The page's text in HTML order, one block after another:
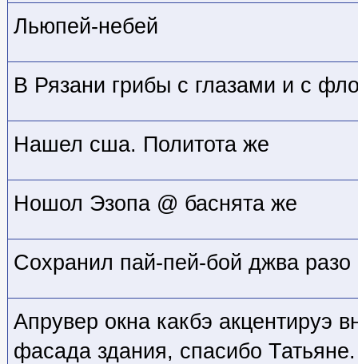
Льюпей-небей
В Рязани грибы с глазами и с
Нашел сша. Политота же
Ношол Эзопа @ баснята же
Сохранил пай-пей-бой джва разо
Апрувер окна какбэ акцентируэ
фасада здания, спасибо Татьяне.